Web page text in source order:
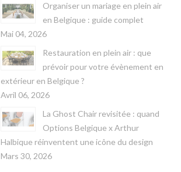
Organiser un mariage en plein air
en Belgique : guide complet
Mai 04, 2026
Restauration en plein air : que
prévoir pour votre évènement en
extérieur en Belgique ?
Avril 06, 2026
La Ghost Chair revisitée : quand
Options Belgique x Arthur
Halbique réinventent une icône du design
Mars 30, 2026